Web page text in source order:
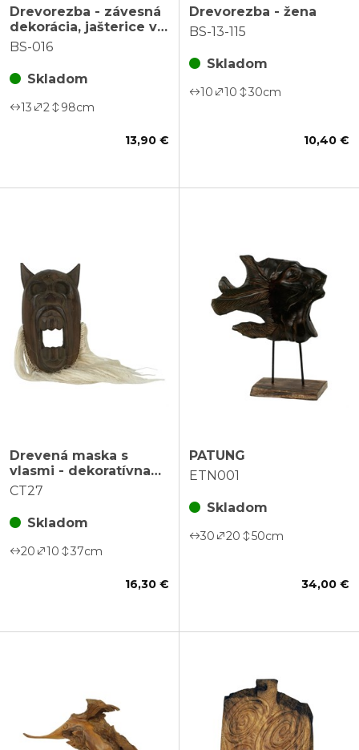
Drevorezba - závesná
dekorácia, jašterice v
rade
BS-016
Skladom
13 2 98cm
13,90 €
Drevorezba - žena
BS-13-115
Skladom
10 10 30cm
10,40 €
Drevená maska s
vlasmi - dekoratívna
drevorezba
CT27
Skladom
20 10 37cm
16,30 €
PATUNG
ETN001
Skladom
30 20 50cm
34,00 €